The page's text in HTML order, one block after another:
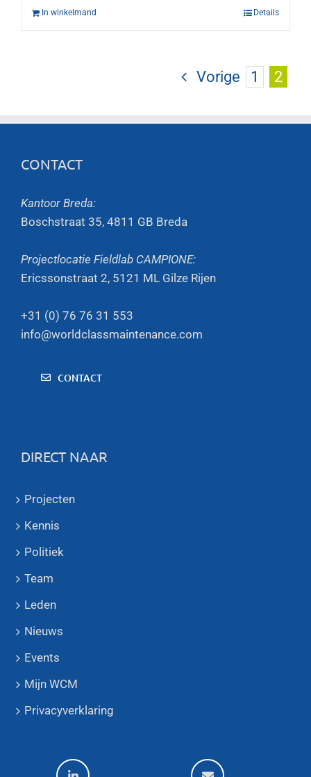
In winkelmand Details
Vorige 1 2
CONTACT
Kantoor Breda:
Boschstraat 35, 4811 GB Breda
Projectlocatie Fieldlab CAMPIONE:
Ericssonstraat 2, 5121 ML Gilze Rijen
+31 (0) 76 76 31 553
info@worldclassmaintenance.com
CONTACT
DIRECT NAAR
Projecten
Kennis
Politiek
Team
Leden
Nieuws
Events
Mijn WCM
Privacyverklaring